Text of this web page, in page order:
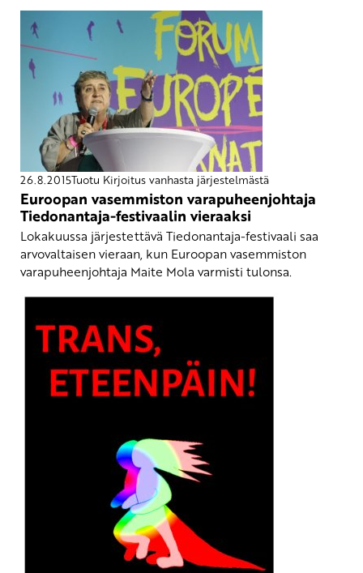
26.8.2015Tuotu Kirjoitus vanhasta järjestelmästä
Euroopan vasemmiston varapuheenjohtaja
Tiedonantaja-festivaalin vieraaksi
Lokakuussa järjestettävä Tiedonantaja-festivaali saa
arvovaltaisen vieraan, kun Euroopan vasemmiston
varapuheenjohtaja Maite Mola varmisti tulonsa.